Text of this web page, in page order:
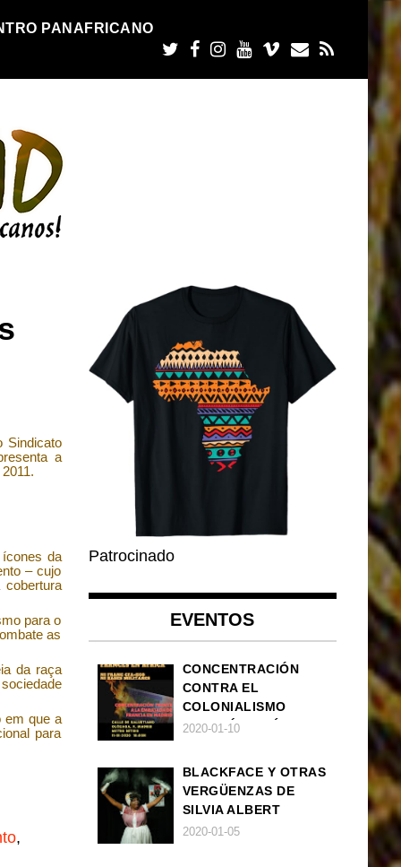
PANAFRICANO
Sindicato
a
da
– cujo
para o
as
da raça
em que a
para
,
Patrocinado
EVENTOS
CONCENTRACIÓN
CONTRA EL
COLONIALISMO
FRANCÉS EN ÁFRICA
2020-01-10
BLACKFACE Y OTRAS
VERGÜENZAS DE
SILVIA ALBERT
SOPALE EN MADRID
2020-01-05